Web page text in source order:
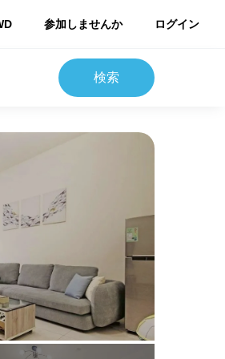
参加しませんか ログイン
検索